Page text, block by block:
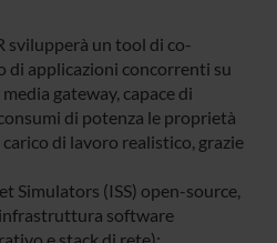
svilupperà un tool di co-
di applicazioni concorrenti su
gateway, capace di
di potenza le proprietà
di lavoro realistico, grazie
Simulators (ISS) open-source,
software